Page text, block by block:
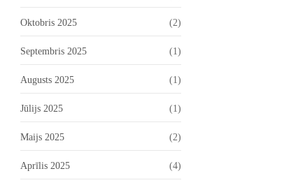
Oktobris 2025 (2)
Septembris 2025 (1)
Augusts 2025 (1)
Jūlijs 2025 (1)
Maijs 2025 (2)
Aprīlis 2025 (4)